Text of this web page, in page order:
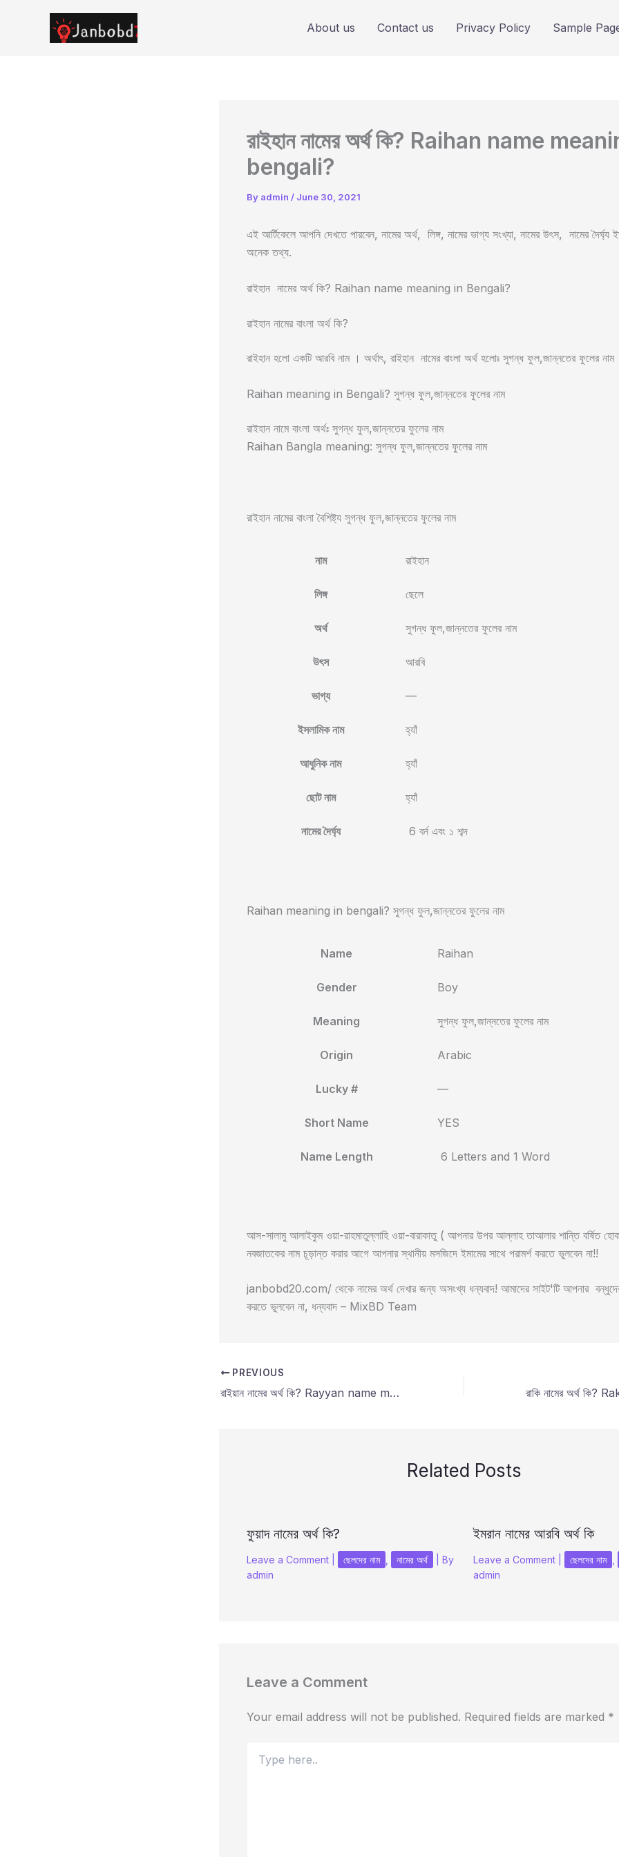
About us Contact us Privacy Policy Sample
রাইহান নামের অর্থ কি? Raihan name
bengali?
By admin / June 30, 2021
এই আর্টিকেলে আপনি দেখতে পারবেন, নামের অর্থ, লিঙ্গ, নামের ভাগ্য সংখ্যা, নামের উৎস, নামের দৈর্ঘ্য
অনেক তথ্য.
রাইহান নামের অর্থ কি? Raihan name meaning in Bengali?
রাইহান নামের বাংলা অর্থ কি?
রাইহান হলো একটি আরবি নাম । অর্থাৎ, রাইহান নামের বাংলা অর্থ হলোঃ সুগন্ধ ফুল,জান্নতের ফুলের নাম
Raihan meaning in Bengali? সুগন্ধ ফুল,জান্নতের ফুলের নাম
রাইহান নামে বাংলা অর্থঃ সুগন্ধ ফুল,জান্নতের ফুলের নাম
Raihan Bangla meaning: সুগন্ধ ফুল,জান্নতের ফুলের নাম
রাইহান নামের বাংলা বৈশিষ্ট্য সুগন্ধ ফুল,জান্নতের ফুলের নাম
নাম রাইহান
লিঙ্গ ছেলে
অর্থ সুগন্ধ ফুল,জান্নতের ফুলের নাম
উৎস আরবি
ভাগ্য —
ইসলামিক নাম হ্যাঁ
আধুনিক নাম হ্যাঁ
ছোট নাম হ্যাঁ
নামের দৈর্ঘ্য 6 বর্ন এবং ১ শব্দ
Raihan meaning in bengali? সুগন্ধ ফুল,জান্নতের ফুলের নাম
Name Raihan
Gender Boy
Meaning সুগন্ধ ফুল,জান্নতের ফুলের নাম
Origin Arabic
Lucky # —
Short Name YES
Name Length 6 Letters and 1 Word
আস-সালামু আলাইকুম ওয়া-রাহমাতুল্লাহি ওয়া-বারাকাতু ( আপনার উপর আল্লাহ তাআলার শান্তি বর্ষিত
নবজাতকের নাম চূড়ান্ত করার আগে আপনার স্থানীয় মসজিদে ইমামের সাথে পরামর্শ করতে ভুলবেন না!!
janbobd20.com/ থেকে নামের অর্থ দেখার জন্য অসংখ্য ধন্যবাদ! আমাদের সাইট'টি আপনার বন্ধুদের
করতে ভুলবেন না, ধন্যবাদ – MixBD Team
PREVIOUS
রাইয়ান নামের অর্থ কি? Rayyan name meaning in bengali?
Related Posts
ফুয়াদ নামের অর্থ কি?
Leave a Comment ছেলদের নাম নামের অর্থ
| By
admin
ইমরান নামের আরবি অর্থ কি
Leave a Comment ছেলদের নাম
admin
Leave a Comment
Your email address will not be published. Required fields are marked *
here..